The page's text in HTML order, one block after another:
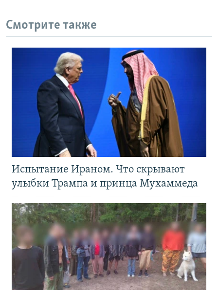
Смотрите также
Испытание Ираном. Что скрывают
улыбки Трампа и принца Мухаммеда